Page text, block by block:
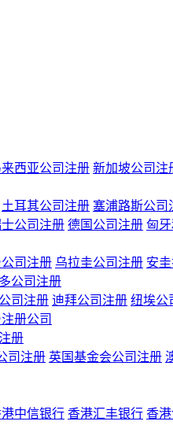
来西亚公司注册 新加坡公司注
土耳其公司注册 塞浦路斯公司
公司注册 德国公司注册 匈
司注册 乌拉圭公司注册 安
公司注册
司注册 迪拜公司注册 纽埃公
册公司
册
司注册 英国基金会公司注册
港中信银行 香港汇丰银行 香